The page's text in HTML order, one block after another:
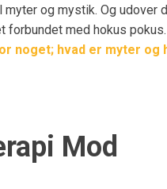
og mystik. Og udover
med hokus
noget; hvad er myter og
Mod